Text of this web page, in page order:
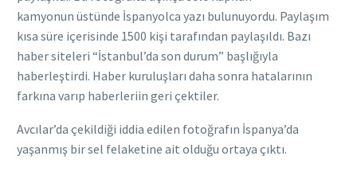
kamyonun üstünde İspanyolca yazı bulunuyordu. Paylaşım
kısa süre içerisinde 1500 kişi tarafından paylaşıldı. Bazı
haber siteleri “İstanbul’da son durum” başlığıyla
haberleştirdi. Haber kuruluşları daha sonra hatalarının
farkına varıp haberleriin geri çektiler.
Avcılar’da çekildiği iddia edilen fotoğrafın İspanya’da
yaşanmış bir sel felaketine ait olduğu ortaya çıktı.